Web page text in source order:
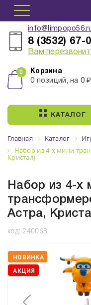
8 (3532) 67-
Вам
Корзина
0 позиций, на 0 ₽
КАТАЛОГ
Главная Каталог
Набор из 4-х мини
Кристал)
Набор из 4-х
Астра,
код: 240063
НОВИНКА
АКЦИЯ